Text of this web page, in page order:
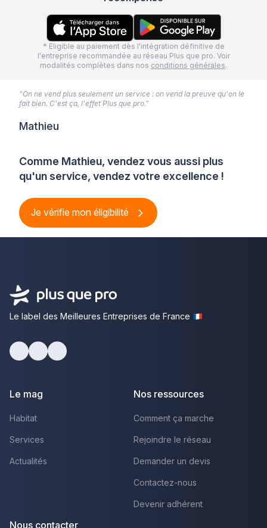
* Eligible au paiement dès l'intégration définitive de
l'entreprise recommandée au réseau Plus que pro. Voir
modalités complètes dans nos conditions générales.
Comme Mathieu, vendez vous aussi plus
qu'un service, vendez votre excellence !
Je vérifie mon éligibilité
“On ne vend plus seulement un service : on vend la preuve qu'on le
fait bien. C'est ça, l'effet Plus que pro.”
Mathieu
Le label des Meilleures Entreprises de France
Le mag
Habitat
Services
Actualités
Nos ressources
Comment ça marche
Rejoindre le réseau
Demander un devis
Contactez-nous
Devenir adhérent
Nous contacter